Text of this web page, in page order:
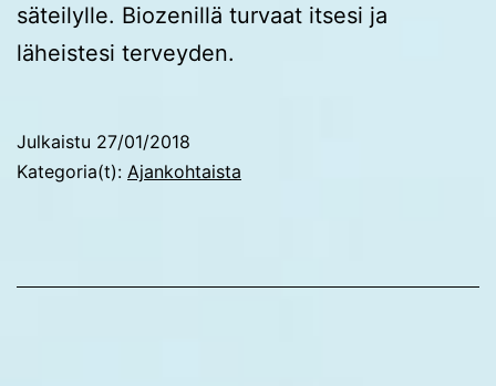
säteilylle. Biozenillä turvaat itsesi ja
läheistesi terveyden.
Julkaistu 27/01/2018
Kategoria(t): Ajankohtaista